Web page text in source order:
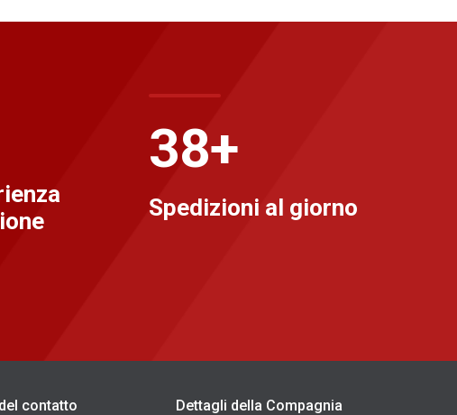
40+
Spedizioni al giorno
contatto Dettagli della Compagnia